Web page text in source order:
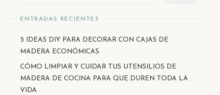
ENTRADAS RECIENTES
5 IDEAS DIY PARA DECORAR CON CAJAS DE
MADERA ECONÓMICAS
CÓMO LIMPIAR Y CUIDAR TUS UTENSILIOS DE
MADERA DE COCINA PARA QUE DUREN TODA LA
VIDA